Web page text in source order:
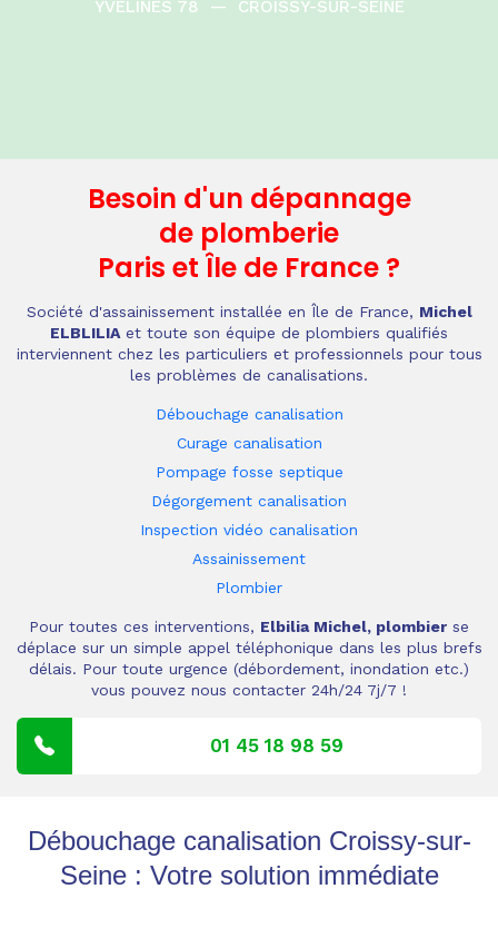
YVELINES 78
— CROISSY-SUR-SEINE
Besoin d'un dépannage
de plomberie
Paris et Île de France ?
Société d'assainissement installée en Île de France, Michel
ELBLILIA et toute son équipe de plombiers qualifiés
interviennent chez les particuliers et professionnels pour tous
les problèmes de canalisations.
Débouchage canalisation
Curage canalisation
Pompage fosse septique
Dégorgement canalisation
Inspection vidéo canalisation
Assainissement
Plombier
Pour toutes ces interventions, Elbilia Michel, plombier se
déplace sur un simple appel téléphonique dans les plus brefs
délais. Pour toute urgence (débordement, inondation etc.)
vous pouvez nous contacter 24h/24 7j/7 !
01 45 18 98 59
Débouchage canalisation Croissy-sur-
Seine : Votre solution immédiate